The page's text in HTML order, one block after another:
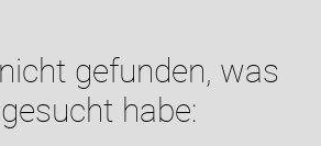
gefunden, was
habe: